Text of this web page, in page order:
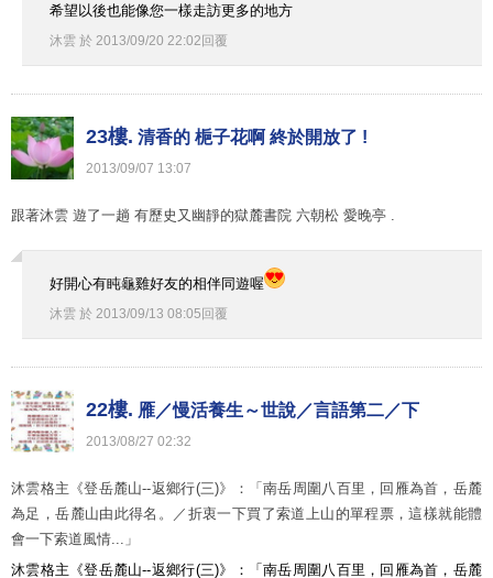
希望以後也能像您一樣走訪更多的地方
沐雲 於 2013/09/20 22:02 回覆
23樓. 清香的 梔子花啊 終於開放了 !
2013/09/07 13:07
跟著沐雲 遊了一趟 有歷史又幽靜的獄麓書院 六朝松 愛晚亭 .
好開心有盹龜雞好友的相伴同遊喔
沐雲 於 2013/09/13 08:05 回覆
22樓. 雁／慢活養生～世說／言語第二／下
2013/08/27 02:32
沐雲格主《登岳麓山--返鄉行(三)》：「南岳周圍八百里，回雁為首，岳麓
為足，岳麓山由此得名。／折衷一下買了索道上山的單程票，這樣就能體
會一下索道風情...」
沐雲格主《登岳麓山--返鄉行(三)》：「南岳周圍八百里，回雁為首，岳麓